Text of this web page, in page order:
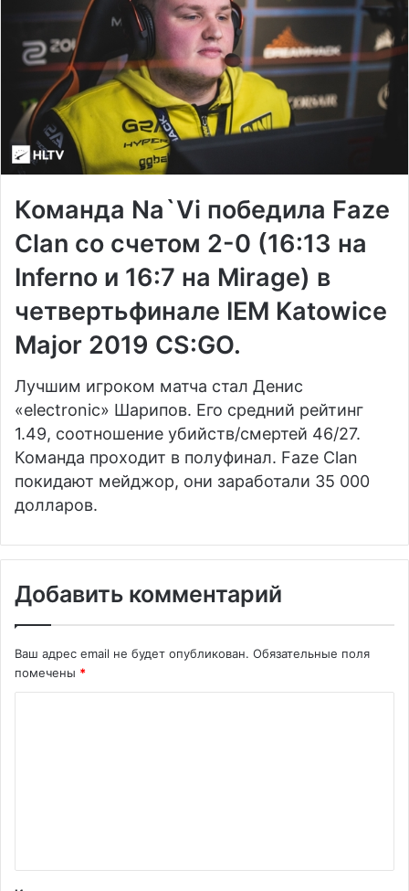
Команда Na`Vi победила Faze
Clan со счетом 2-0 (16:13 на
Inferno и 16:7 на Mirage) в
четвертьфинале IEM Katowice
Major 2019 CS:GO.
Лучшим игроком матча стал Денис
«electronic» Шарипов. Его средний рейтинг
1.49, соотношение убийств/смертей 46/27.
Команда проходит в полуфинал. Faze Clan
покидают мейджор, они заработали 35 000
долларов.
Добавить комментарий
Ваш адрес email не будет опубликован. Обязательные поля
помечены *
т